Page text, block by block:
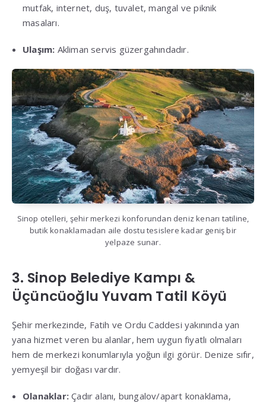
mutfak, internet, duş, tuvalet, mangal ve piknik
masaları.
Ulaşım: Akliman servis güzergahındadır.
Sinop otelleri, şehir merkezi konforundan deniz kenarı tatiline,
butik konaklamadan aile dostu tesislere kadar geniş bir
yelpaze sunar.
3. Sinop Belediye Kampı &
Üçüncüoğlu Yuvam Tatil Köyü
Şehir merkezinde, Fatih ve Ordu Caddesi yakınında yan
yana hizmet veren bu alanlar, hem uygun fiyatlı olmaları
hem de merkezi konumlarıyla yoğun ilgi görür. Denize sıfır,
yemyeşil bir doğası vardır.
Olanaklar: Çadır alanı, bungalov/apart konaklama,